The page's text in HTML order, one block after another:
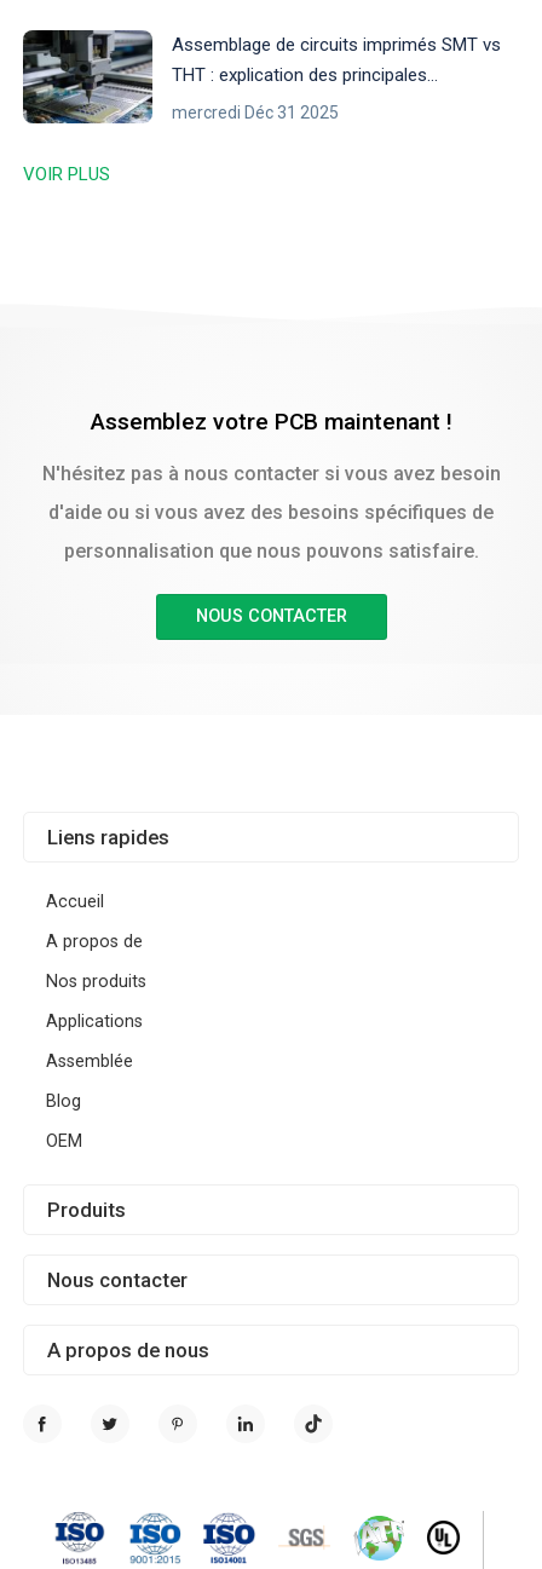
Assemblage de circuits imprimés SMT vs
THT : explication des principales
différences
mercredi Déc 31 2025
VOIR PLUS
Assemblez votre PCB maintenant !
N'hésitez pas à nous contacter si vous avez besoin
d'aide ou si vous avez des besoins spécifiques de
personnalisation que nous pouvons satisfaire.
NOUS CONTACTER
A propos de nous
Liens rapides
Accueil
A propos de
Nos produits
Applications
Assemblée
Blog
OEM
Produits
Nous contacter